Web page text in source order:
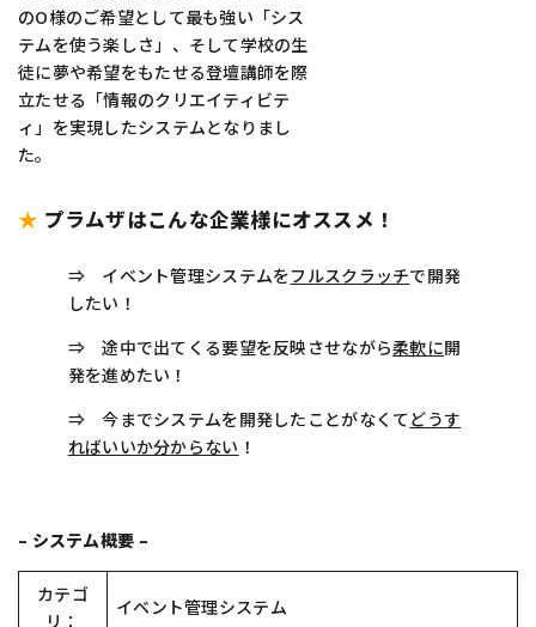
のO様のご希望として最も強い「シス
テムを使う楽しさ」、そして学校の生
徒に夢や希望をもたせる登壇講師を際
立たせる「情報のクリエイティビテ
ィ」を実現したシステムとなりまし
た。
★ プラムザはこんな企業様にオススメ！
⇒ イベント管理システムをフルスクラッチで開発
したい！
⇒ 途中で出てくる要望を反映させながら柔軟に開
発を進めたい！
⇒ 今までシステムを開発したことがなくてどうす
ればいいか分からない ！
– システム概要 –
カテゴ
リ：
イベント管理システム